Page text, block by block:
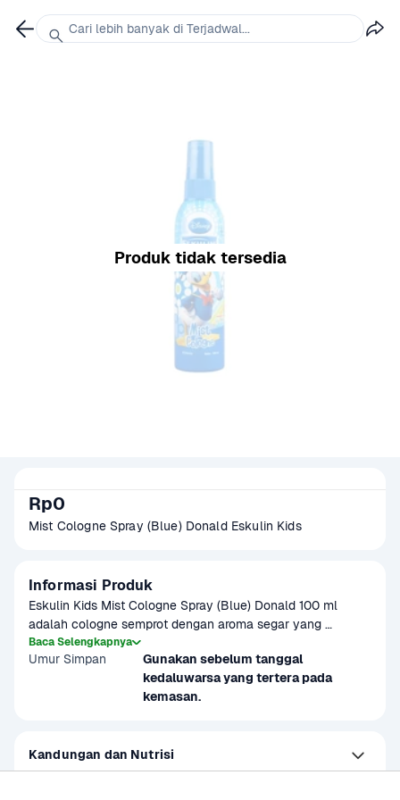
Produk tidak tersedia
Rp0
Mist Cologne Spray (Blue) Donald Eskulin Kids
Informasi Produk
Eskulin Kids Mist Cologne Spray (Blue) Donald 100 ml
adalah cologne semprot dengan aroma segar yang
diformulasikan khusus untuk anak-anak. Dengan karakter
Donald Duck yang menarik, cologne ini memberikan
kesegaran tahan lama dan aman digunakan setiap hari.
Formula lembutnya tidak menyebabkan iritasi pada kulit
Baca Selengkapnya
Umur Simpan
Gunakan sebelum tanggal
kedaluwarsa yang tertera pada
kemasan.
Kandungan dan Nutrisi
Cari lebih banyak di Terjadwal...